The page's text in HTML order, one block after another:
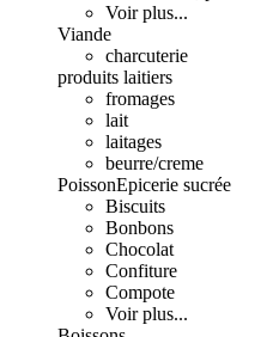
Voir plus...
Viande
charcuterie
produits laitiers
fromages
lait
laitages
beurre/creme
PoissonEpicerie sucrée
Biscuits
Bonbons
Chocolat
Confiture
Compote
Voir plus...